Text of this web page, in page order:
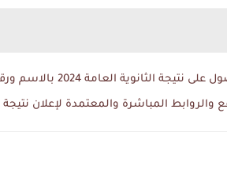
العامة 2024 بالاسم ورقم الجلوس عبر سبأ نيوز:
والروابط المباشرة والمعتمدة لإعلان نتيجة